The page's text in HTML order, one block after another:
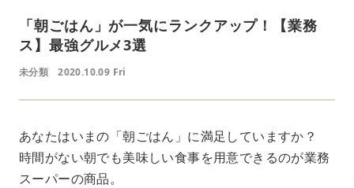
「朝ごはん」が一気にランクアップ！【業務
ス】最強グルメ3選
未分類 2020.10.09 Fri
あなたはいまの「朝ごはん」に満足していますか？
時間がない朝でも美味しい食事を用意できるのが業務
スーパーの商品。